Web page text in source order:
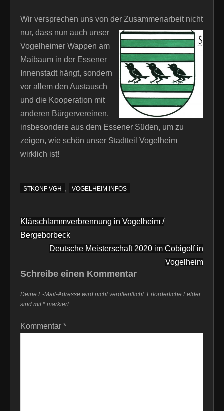
Wir versprechen uns von der Zusammenarbeit nicht
nur, dass nun auch unser
Vogelheimer Wappen am
Maibaum in der Essener
Innenstadt hängt, sondern
vor allem den Austausch
und die Kooperation mit
anderen Bürgervereinen,
insbesondere aus dem Essener Süden, um zu
zeigen, wie schön unser Stadtteil Vogelheim
wirklich ist!
STKONF VGH , VOGELHEIM INFOS
Beitragsnavigation
Klärschlammverbrennung in Vogelheim /
Bergeborbeck
Deutsche Meisterschaft 2020 im Cobigolf in
Vogelheim
Schreibe einen Kommentar
Deine E-Mail-Adresse wird nicht veröffentlicht. Erforderliche Felder
sind mit * markiert
Kommentar *